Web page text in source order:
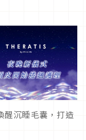
醒沉睡毛囊，打造